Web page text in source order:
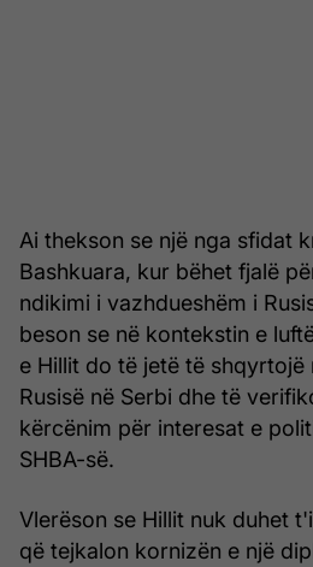
Ai thekson se një nga sfidat
Bashkuara, kur bëhet fjalë
ndikimi i vazhdueshëm i
beson se në kontekstin e
e Hillit do të jetë të shqyrtojë
Rusisë në Serbi dhe të
kërcënim për interesat e
SHBA-së.
Vlerëson se Hillit nuk duhet
që tejkalon kornizën e një